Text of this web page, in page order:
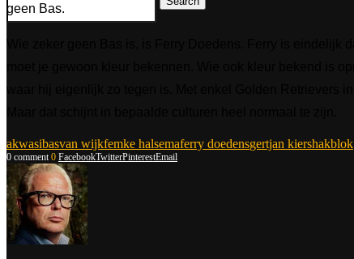
geen Bas.
akwasibasvan wijkfemke halsemaferry doedensgertjan kiershakblok
0 comment 0 FacebookTwitterPinterestEmail